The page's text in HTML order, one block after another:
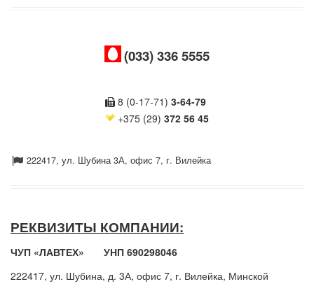
(033) 336 5555
8 (0-17-71) 3-64-79
+375 (29) 372 56 45
222417, ул. Шубина 3А, офис 7, г. Вилейка
РЕКВИЗИТЫ КОМПАНИИ:
ЧУП «ЛАВТЕХ» УНП 690298046
222417, ул. Шубина, д. 3А, офис 7, г. Вилейка, Минской